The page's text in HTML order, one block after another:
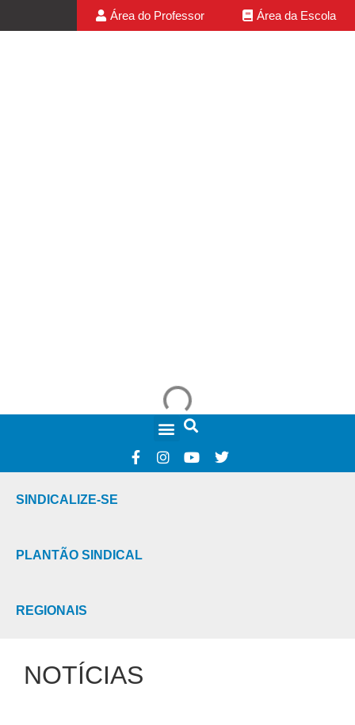
Área do Professor Área da Escola
SINDICALIZE-SE
PLANTÃO SINDICAL
REGIONAIS
NOTÍCIAS